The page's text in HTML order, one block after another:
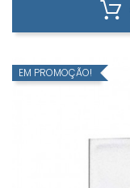
EM PROMOÇÃO!